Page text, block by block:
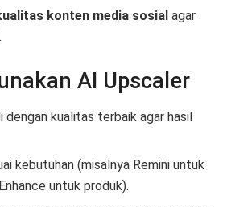
konten media sosial agar
AI Upscaler
dengan kualitas terbaik agar hasil
kebutuhan (misalnya Remini untuk
untuk produk).